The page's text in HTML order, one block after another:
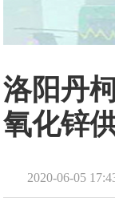
洛阳丹
氧化锌
2020-06-05